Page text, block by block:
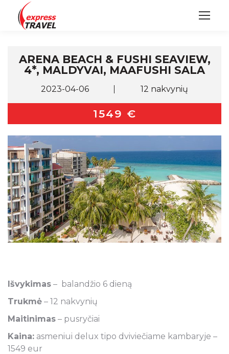
ARENA BEACH & FUSHI SEAVIEW,
4*, MALDYVAI, MAAFUSHI SALA
2023-04-06 12 nakvynių
1549 €
Išvykimas – balandžio 6 dieną
Trukmė – 12 nakvynių
Maitinimas – pusryčiai
Kaina: asmeniui delux tipo dviviečiame kambaryje –
1549 eur